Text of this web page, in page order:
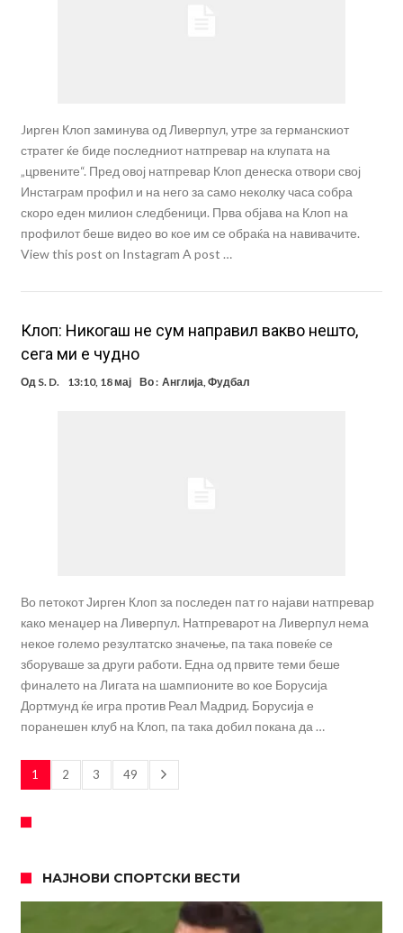
Jирген Клоп заминува од Ливерпул, утре за германскиот
стратег ќе биде последниот натпревар на клупата на
„црвените“. Пред овој натпревар Клоп денеска отвори свој
Инстаграм профил и на него за само неколку часа собра
скоро еден милион следбеници. Прва објава на Клоп на
профилот беше видео во кое им се обраќа на навивачите.
View this post on Instagram A post …
Клоп: Никогаш не сум направил вакво нешто,
сега ми е чудно
Од S. D. 13:10, 18 мај Во : Англија Фудбал
Во петокот Јирген Клоп за последен пат го најави натпревар
како менаџер на Ливерпул. Натпреварот на Ливерпул нема
некое големо резултатско значење, па така повеќе се
зборуваше за други работи. Една од првите теми беше
финалето на Лигата на шампионите во кое Борусија
Дортмунд ќе игра против Реал Мадрид. Борусија е
поранешен клуб на Клоп, па така добил покана да …
1 2 3 49
НАЈНОВИ СПОРТСКИ ВЕСТИ